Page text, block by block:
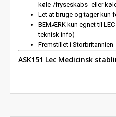
køle-/fryseskabs- eller
Let at bruge og tager kun
BEMÆRK kun egnet til
teknisk info)
Fremstillet i Storbritannien
ASK151 Lec Medicinsk